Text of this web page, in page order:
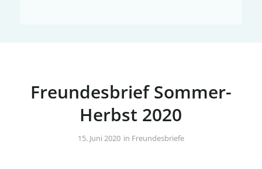
Freundesbrief Sommer-
Herbst 2020
15. Juni 2020/ in Freundesbriefe